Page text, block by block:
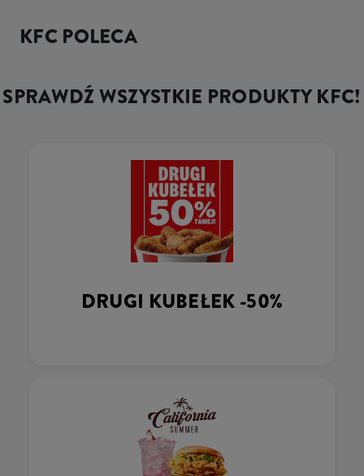
KFC POLECA
SPRAWDŹ WSZYSTKIE PRODUKTY KFC!
DRUGI KUBEŁEK -50%